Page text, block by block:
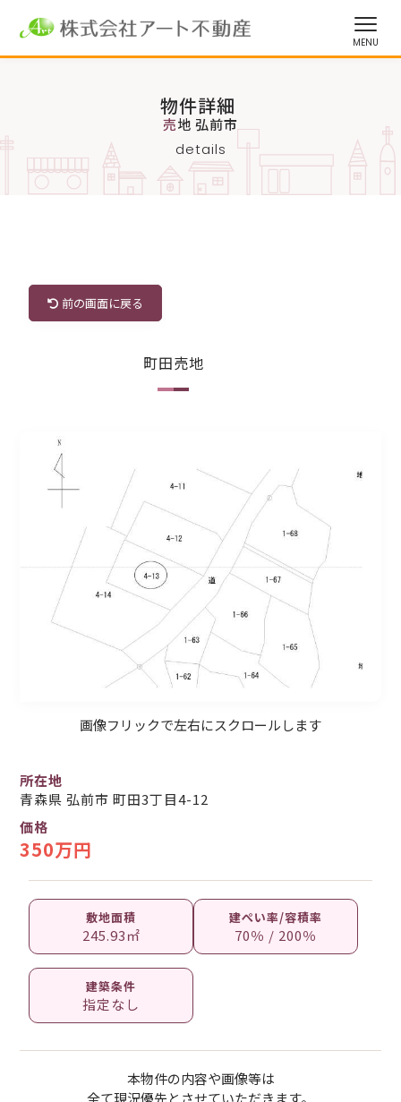
物件詳細
売地 弘前市
details
前の画面に戻る
町田売地
所在地
青森県 弘前市 町田3丁目4-12
価格
350万円
敷地面積
245.93㎡
建ぺい率/容積率
70％ / 200％
建築条件
指定なし
画像フリックで左右にスクロールします
本物件の内容や画像等は